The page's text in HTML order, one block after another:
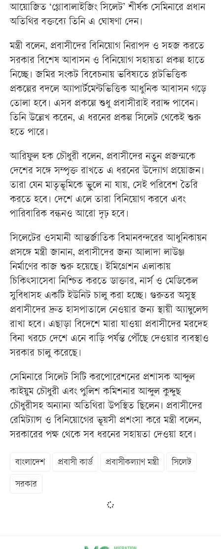
আয়োজিত ‘গ্লোবালাইজিং সিলেট’ শীর্ষক সেমিনারে প্রধান
অতিথির বক্তব্যে তিনি এ ঘোষণা দেন।
মন্ত্রী বলেন, প্রবাসীদের বিনিয়োগ নিরাপদ ও সহজ করতে
সরকার বিশেষ আবাসন ও বিনিয়োগ সহায়তা প্রকল্প হাতে
নিচ্ছে। জমির সংকট বিবেচনায় ভবিষ্যতে প্লটভিত্তিক
প্রকল্পের বদলে অ্যাপার্টমেন্টভিত্তিক আধুনিক আবাসন গড়ে
তোলা হবে। এসব প্রকল্পে শুধু প্রবাসীরাই বরাদ্দ পাবেন।
তিনি উল্লেখ করেন, এ ধরনের প্রকল্প সিলেট থেকেই শুরু
হতে পারে।
আরিফুল হক চৌধুরী বলেন, প্রবাসীদের নতুন প্রজন্মকে
দেশের সঙ্গে সম্পৃক্ত রাখতে এ ধরনের উদ্যোগ প্রয়োজন।
তারা যেন মাতৃভূমিকে ভুলে না যায়, সেই পরিবেশ তৈরি
করতে হবে। দেশে এলে তারা বিনিয়োগ করবে এবং
পারিবারিক বন্ধনও আরো দৃঢ় হবে।
সিলেটের ওসমানী আন্তর্জাতিক বিমানবন্দরের আধুনিকায়ন
প্রসঙ্গে মন্ত্রী জানান, প্রবাসীদের জন্য আলাদা লাউঞ্জ
নির্মাণের কাজ শুরু হয়েছে। ইমিগ্রেশন এলাকায়
চিকিৎসাসেবা নিশ্চিত করতে ডাক্তার, নার্স ও মেডিকেল
সুবিধাসহ একটি ইউনিট চালু করা হচ্ছে। গুরুতর অসুস্থ
প্রবাসীদের দ্রুত হাসপাতালে নেওয়ার জন্য স্থায়ী অ্যাম্বুলেন্স
রাখা হবে। এছাড়া বিদেশে মারা যাওয়া প্রবাসীদের মরদেহ
বিনা খরচে দেশে এনে বাড়ি পর্যন্ত পৌঁছে দেওয়ার ব্যবস্থাও
সরকার চালু করেছে।
সেমিনারে সিলেট সিটি করপোরেশনের প্রশাসক আব্দুল
কাইয়ুম চৌধুরী এবং পুলিশ কমিশনার আব্দুল কুদ্দুছ
চৌধুরীসহ অন্যান্য অতিথিরা উপস্থিত ছিলেন। প্রবাসীদের
রেমিট্যান্স ও বিনিয়োগের ভূয়সী প্রশংসা করে মন্ত্রী বলেন,
সরকারের পক্ষ থেকে সব ধরনের সহায়তা দেওয়া হবে।
বাংলাদেশ প্রবাসী কার্ড প্রবাসীকল্যাণ মন্ত্রী সিলেট
সরকার